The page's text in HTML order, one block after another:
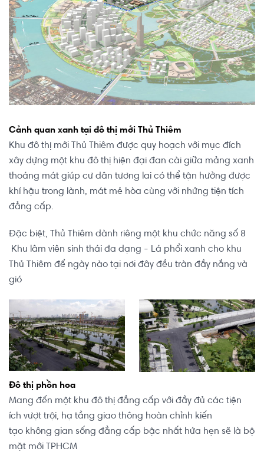
Cảnh quan xanh tại đô thị mới Thủ Thiêm
Khu đô thị mới Thủ Thiêm được quy hoạch với mục đích
xây dựng một khu đô thị hiện đại đan cài giữa mảng xanh
thoáng mát giúp cư dân tương lai có thể tận hưởng được
khí hậu trong lành, mát mẻ hòa cùng với nhửng tiện tích
đẳng cấp.
Đặc biệt, Thủ Thiêm dành riêng một khu chức năng số 8
Khu lâm viên sinh thái đa dạng - Lá phổi xanh cho khu
Thủ Thiêm để ngày nào tại nơi đây đều tràn đầy nắng và
gió
Đô thị phồn hoa
Mang đến một khu đô thị đẳng cấp với đầy đủ các tiện
ích vượt trội, hạ tầng giao thông hoàn chỉnh kiến
tạo không gian sống đẳng cấp bậc nhất hứa hẹn sẽ là bộ
mặt mới TPHCM